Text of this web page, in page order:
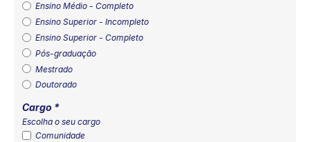
Ensino Médio - Completo
Ensino Superior - Incompleto
Ensino Superior - Completo
Pós-graduação
Mestrado
Doutorado
Cargo *
Escolha o seu cargo
Comunidade